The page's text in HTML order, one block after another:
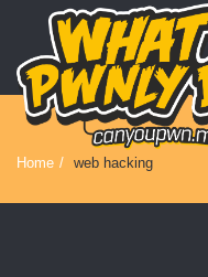
Home / web hacking